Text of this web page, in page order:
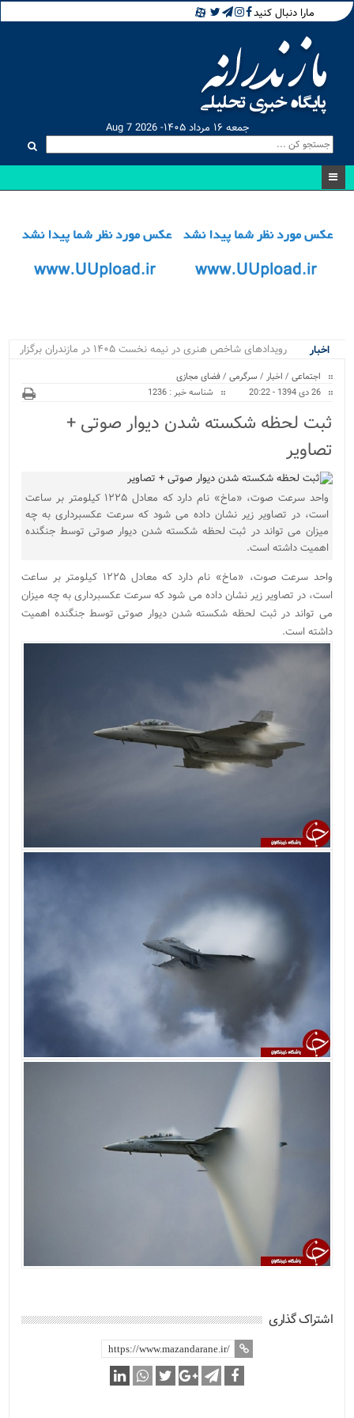
مارا دنبال کنید
جمعه ۱۶ مرداد ۱۴۰۵- Aug 7 2026
اخبار
رویدادهای شاخص هنری در نیمه نخست ۱۴۰۵ در مازندران برگزار
می‌شود...
اجتماعی / اخبار / سرگرمی /فضای مجازی
26 دی 1394 - 20:22
شناسه خبر : 1236
ثبت لحظه شکسته شدن دیوار صوتی +
تصاویر
واحد سرعت صوت، «ماخ» نام دارد که معادل ۱۲۲۵ کیلومتر بر ساعت
است، در تصاویر زیر نشان داده می شود که سرعت عکسبرداری به چه
میزان می تواند در ثبت لحظه شکسته شدن دیوار صوتی توسط جنگنده
اهمیت داشته است.
واحد سرعت صوت، «ماخ» نام دارد که معادل ۱۲۲۵ کیلومتر بر ساعت
است، در تصاویر زیر نشان داده می شود که سرعت عکسبرداری به چه میزان
می تواند در ثبت لحظه شکسته شدن دیوار صوتی توسط جنگنده اهمیت
داشته است.
اشتراک گذاری